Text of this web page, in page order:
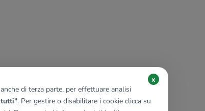
di terza parte, per effettuare analisi
. Per gestire o disabilitare i cookie clicca su
x